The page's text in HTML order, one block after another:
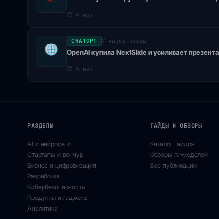
⏱ 4 мин
CHATGPT 7 часов назад
OpenAI купила NextSlide и усиливает
⏱ 4 мин
РАЗДЕЛЫ
AI и нейросети
Стартапы и венчур
Бизнес и цифровизация
Разработка
Кибербезопасность
Продукты и гаджеты
Аналитика
ГАЙДЫ И ОБЗОРЫ
Каталог гайдов
Обзоры AI-моделей
Все публикации